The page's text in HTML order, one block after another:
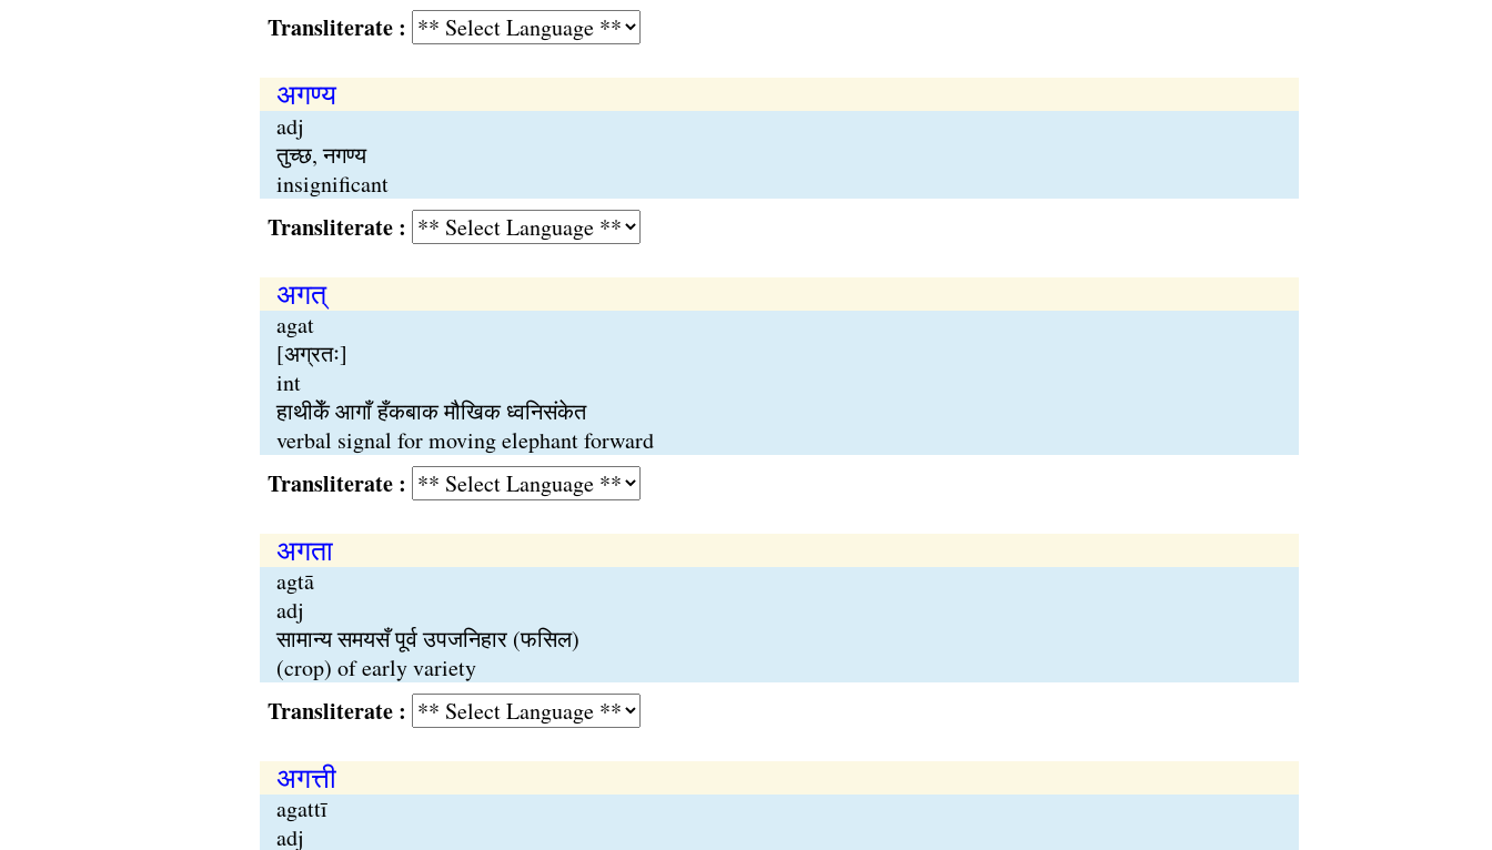
Transliterate :
अगण्य
adj
तुच्छ, नगण्य
insignificant
Transliterate :
अगत्
agat
[अग्रतः]
int
हाथीकेँ आगाँ हँकबाक मौखिक ध्वनिसंकेत
verbal signal for moving elephant forward
Transliterate :
अगता
agtā
adj
सामान्य समयसँ पूर्व उपजनिहार (फसिल)
(crop) of early variety
Transliterate :
अगत्ती
agattī
adj